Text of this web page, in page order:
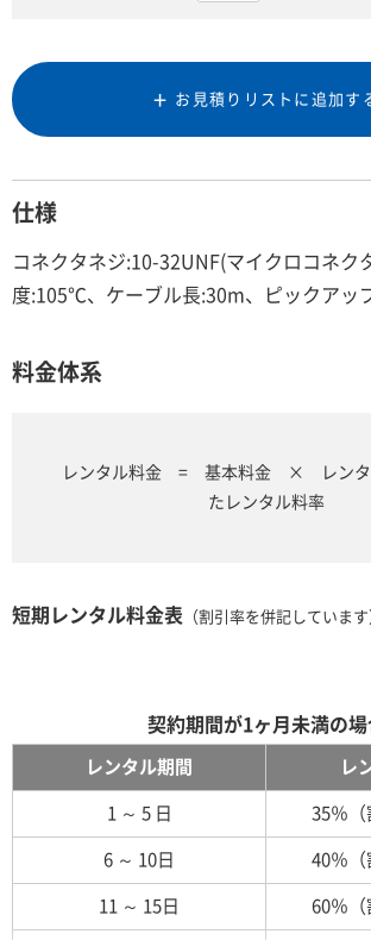
お見積りリストに追加す
仕様
コネクタネジ:10-32UNF(マイクロコネク
度:105℃、ケーブル長:30m、ピックアッ
料金体系
レンタル料金 = 基本料金 × レンタ
たレンタル料率
短期レンタル料金表 （割引率を併記しています
契約期間が1ヶ月未満の場
レンタル期間 レ
1 ～ 5 日 35％（
6 ～ 10日 40％（
11 ～ 15日 60％（